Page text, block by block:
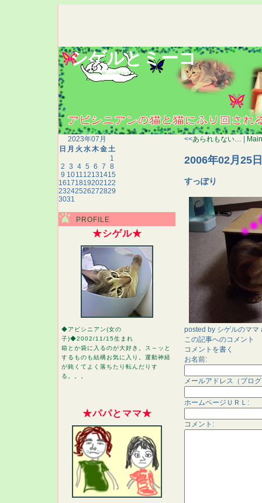
シゲルとミーコ
アビシニアンの猫と猫にふり回される人間の生態記録
2023年07月
日 月 火 水木金土
1
2 3 4 5 6 7 8
9 101112131415
16171819202122
23242526272829
3031
PROFILE
★シゲル★
◆アビシニアン(女の
子)◆2002/11/15生まれ
箱とか袋に入るのが大好き。ス～ッと
するものも結構お気に入り。運動神経
が鈍くてよく落ちたり転んだりす
る。。。
★パパとママ★
<<あられもない… Main
2006年02月25日
すっぽり
posted by シゲルのママ
この記事へのコメント
コメントを書く
お名前:
メールアドレス（ブロ
ホームページＵＲＬ:
コメント: